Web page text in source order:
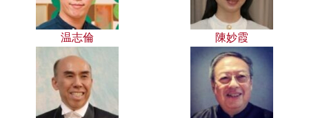
温志倫 陳妙霞